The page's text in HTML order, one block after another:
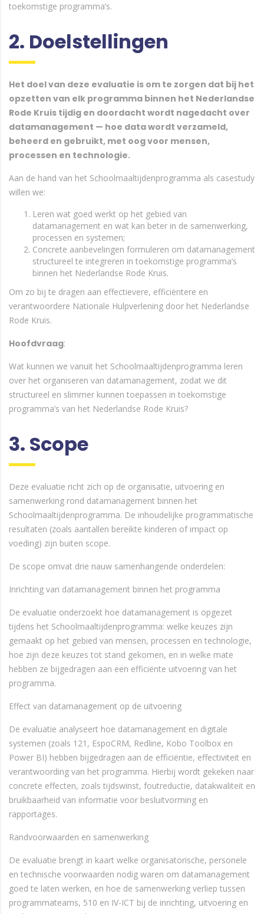
toekomstige programma’s.
2. Doelstellingen
Het doel van deze evaluatie is om te zorgen dat bij het
opzetten van elk programma binnen het Nederlandse
Rode Kruis tijdig en doordacht wordt nagedacht over
datamanagement — hoe data wordt verzameld,
beheerd en gebruikt, met oog voor mensen,
processen en technologie.
Aan de hand van het Schoolmaaltijdenprogramma als casestudy
willen we:
Leren wat goed werkt op het gebied van
datamanagement en wat kan beter in de samenwerking,
processen en systemen;
Concrete aanbevelingen formuleren om datamanagement
structureel te integreren in toekomstige programma’s
binnen het Nederlandse Rode Kruis.
Om zo bij te dragen aan effectievere, efficiëntere en
verantwoordere Nationale Hulpverlening door het Nederlandse
Rode Kruis.
Hoofdvraag:
Wat kunnen we vanuit het Schoolmaaltijdenprogramma leren
over het organiseren van datamanagement, zodat we dit
structureel en slimmer kunnen toepassen in toekomstige
programma’s van het Nederlandse Rode Kruis?
3. Scope
Deze evaluatie richt zich op de organisatie, uitvoering en
samenwerking rond datamanagement binnen het
Schoolmaaltijdenprogramma. De inhoudelijke programmatische
resultaten (zoals aantallen bereikte kinderen of impact op
voeding) zijn buiten scope.
De scope omvat drie nauw samenhangende onderdelen:
Inrichting van datamanagement binnen het programma
De evaluatie onderzoekt hoe datamanagement is opgezet
tijdens het Schoolmaaltijdenprogramma: welke keuzes zijn
gemaakt op het gebied van mensen, processen en technologie,
hoe zijn deze keuzes tot stand gekomen, en in welke mate
hebben ze bijgedragen aan een efficiënte uitvoering van het
programma.
Effect van datamanagement op de uitvoering
De evaluatie analyseert hoe datamanagement en digitale
systemen (zoals 121, EspoCRM, Redline, Kobo Toolbox en
Power BI) hebben bijgedragen aan de efficiëntie, effectiviteit en
verantwoording van het programma. Hierbij wordt gekeken naar
concrete effecten, zoals tijdswinst, foutreductie, datakwaliteit en
bruikbaarheid van informatie voor besluitvorming en
rapportages.
Randvoorwaarden en samenwerking
De evaluatie brengt in kaart welke organisatorische, personele
en technische voorwaarden nodig waren om datamanagement
goed te laten werken, en hoe de samenwerking verliep tussen
programmateams, 510 en IV-ICT bij de inrichting, uitvoering en